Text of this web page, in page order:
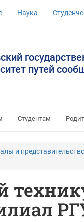
Наука
путей
Студентам
и